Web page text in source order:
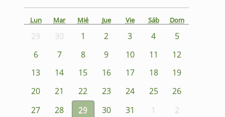
Lun Mar Mié Jue Vie Sáb Dom
29 30 1 2 3 4
5
6
7 8 9 10 11
12
13
14 15 16 17 18
19
20
21 22 23 24 25
26
27
28 29 30 31 1 2